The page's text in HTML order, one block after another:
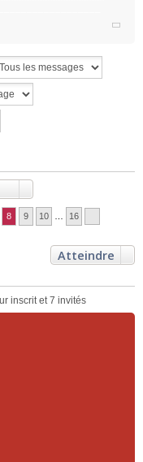
8 9 10 16
Atteindre
inscrit et 7 invités